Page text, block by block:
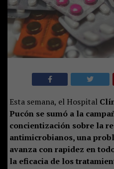
Esta semana, el Hospital
Pucón se sumó a la
concientización sobre la
antimicrobianos, una
avanza con rapidez en
la eficacia de los